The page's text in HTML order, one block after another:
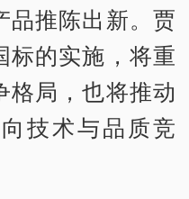
品推陈出新。贾
标的实施，将重
格局，也将推动
技术与品质竞